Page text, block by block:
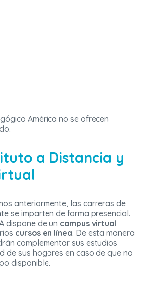
América no se ofrecen
a Distancia y
anteriormente, las carreras de
se imparten de forma presencial.
dispone de un campus virtual
cursos en línea. De esta manera
complementar sus estudios
de sus hogares en caso de que no
disponible.